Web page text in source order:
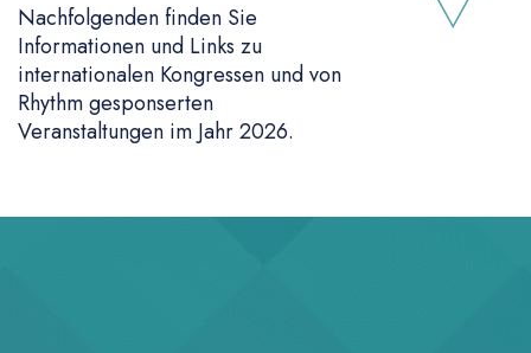
Nachfolgenden finden Sie
Informationen und Links zu
internationalen Kongressen und von
Rhythm gesponserten
Veranstaltungen im Jahr 2026.